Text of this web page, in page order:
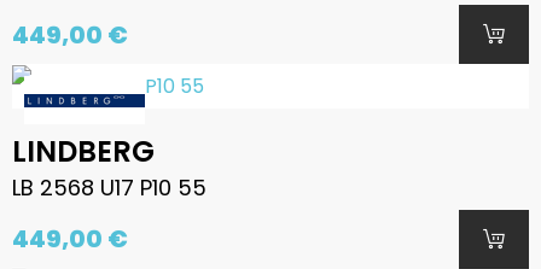
449,00 €
LINDBERG
LB 2568 U17 P10 55
449,00 €